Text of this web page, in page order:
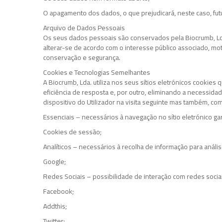
O apagamento dos dados, o que prejudicará, neste caso,
Arquivo de Dados Pessoais
Os seus dados pessoais são conservados pela
alterar-se de acordo com o interesse público associado,
conservação e segurança.
Cookies e Tecnologias Semelhantes
A Biocrumb, Lda. utiliza nos seus sítios eletrónicos
eficiência de resposta e, por outro, eliminando a
dispositivo do Utilizador na visita seguinte mas também,
Essenciais – necessários à navegação no sítio eletrónico
Cookies de sessão;
Analíticos – necessários à recolha de informação para
Google;
Redes Sociais – possibilidade de interação com redes
Facebook;
Addthis;